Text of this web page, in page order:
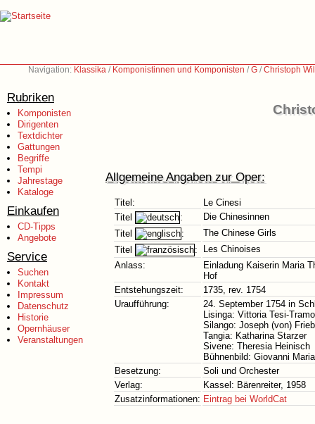
Navigation: Klassika / Komponistinnen und Komponisten /G /Christoph
Rubriken
Komponisten
Dirigenten
Textdichter
Gattungen
Begriffe
Tempi
Jahrestage
Kataloge
Einkaufen
CD-Tipps
Angebote
Service
Suchen
Kontakt
Impressum
Datenschutz
Historie
Opernhäuser
Veranstaltungen
Allgemeine Angaben zur Oper:
Titel:
Le Cinesi
Titel
:
Die Chinesinnen
Titel
:
The Chinese Girls
Titel
:
Les Chinoises
Anlass:
Einladung Kaiserin Maria
Hof
Entstehungszeit:
1735, rev. 1754
Uraufführung:
24. September 1754 in
Lisinga: Vittoria Tesi-
Silango: Joseph (von)
Tangia: Katharina Starzer
Sivene: Theresia Heinisch
Bühnenbild: Giovanni
Besetzung:
Soli und Orchester
Verlag:
Kassel: Bärenreiter, 1958
Zusatzinformationen: Eintrag bei WorldCat